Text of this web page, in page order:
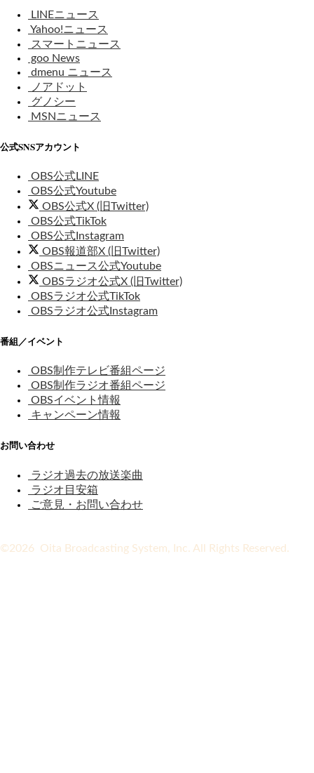
LINEニュース
Yahoo!ニュース
スマートニュース
goo News
dmenu ニュース
ノアドット
グノシー
MSNニュース
公式SNSアカウント
OBS公式LINE
OBS公式Youtube
OBS公式X (旧Twitter)
OBS公式TikTok
OBS公式Instagram
OBS報道部X (旧Twitter)
OBSニュース公式Youtube
OBSラジオ公式X (旧Twitter)
OBSラジオ公式TikTok
OBSラジオ公式Instagram
番組／イベント
OBS制作テレビ番組ページ
OBS制作ラジオ番組ページ
OBSイベント情報
キャンペーン情報
お問い合わせ
ラジオ過去の放送楽曲
ラジオ目安箱
ご意見・お問い合わせ
©2026 Oita Broadcasting System, Inc. All Rights Reserved.